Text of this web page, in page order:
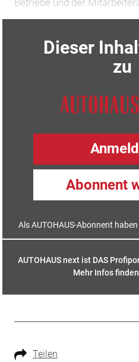
Dieser
zu
Abonnent
Als AUTOHAUS-Abonnent
AUTOHAUS next ist DAS
Mehr Infos
Teilen